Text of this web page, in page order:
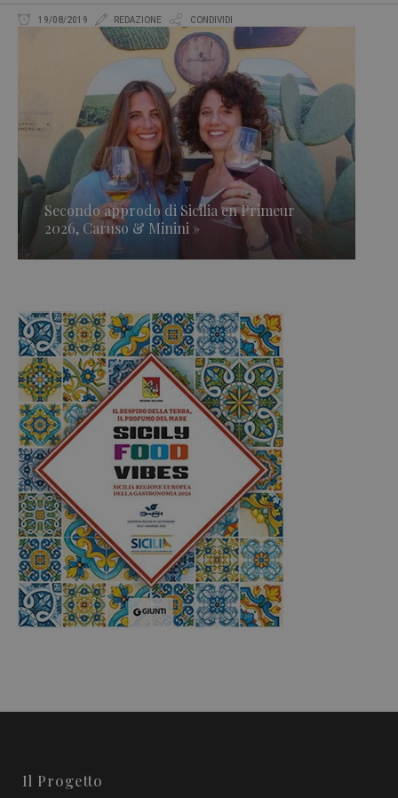
19/08/2019 REDAZIONE CONDIVIDI
Secondo approdo di Sicilia en Primeur
2026, Caruso & Minini »
Il Progetto